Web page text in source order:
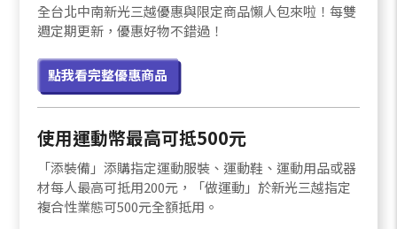
全台北中南新光三越優惠與限定商品懶人包來啦！每雙
週定期更新，優惠好物不錯過！
點我看完整優惠商品
使用運動幣最高可抵500元
「添裝備」添購指定運動服裝、運動鞋、運動用品或器
材每人最高可抵用200元，「做運動」於新光三越指定
複合性業態可500元全額抵用。